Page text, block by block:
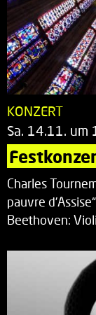
KONZERT
Sa. 14.11. um
Charles
pauvre
Beethoven: